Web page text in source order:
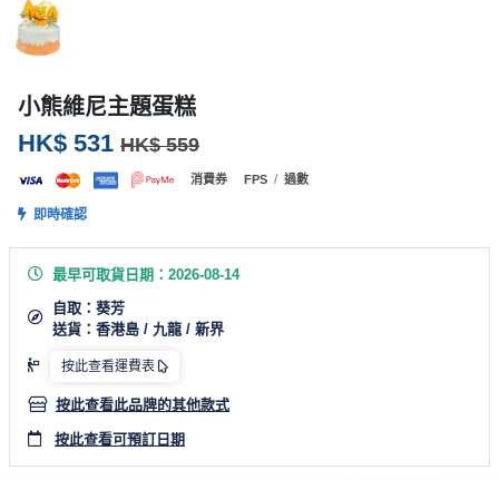
產
品
類
P
a
y
R
o
m
到
會
活
動
P
r
t
y
動
略
小熊維尼主題蛋糕
HK$ 531 HK$ 559
消費券 FPS / 過數
即時確認
最早可取貨日期：2026-08-14
自取：葵芳
送貨：香港島 / 九龍 / 新界
按此查看運費表
按此查看此品牌的其他款式
按此查看可預訂日期